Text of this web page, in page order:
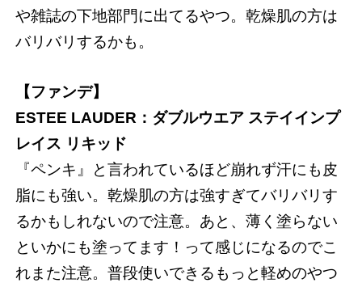
や雑誌の下地部門に出てるやつ。乾燥肌の方は
バリバリするかも。
【ファンデ】
ESTEE LAUDER：ダブルウエア ステイインプ
レイス リキッド
『ペンキ』と言われているほど崩れず汗にも皮
脂にも強い。乾燥肌の方は強すぎてバリバリす
るかもしれないので注意。あと、薄く塗らない
といかにも塗ってます！って感じになるのでこ
れまた注意。普段使いできるもっと軽めのやつ